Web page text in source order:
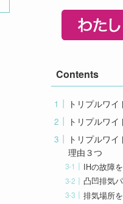
Contents
トリプルワ
トリプルワ
トリプルワ
理由３つ
IHの故障
凸凹排気
排気場所